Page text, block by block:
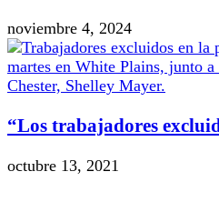
noviembre 4, 2024
“Los trabajadores
octubre 13, 2021